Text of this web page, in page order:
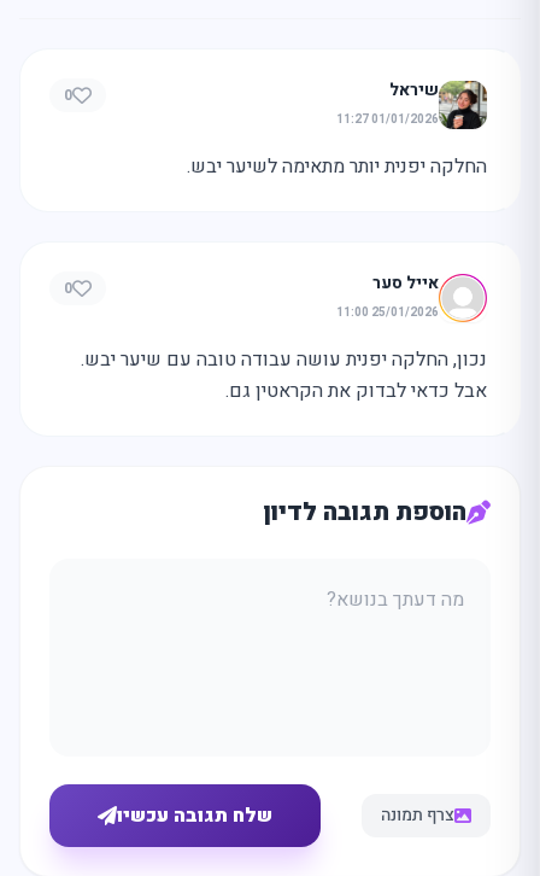
שיראל
01/01/2026 11:27
0
החלקה יפנית יותר מתאימה לשיער יבש.
אייל סער
25/01/2026 11:00
0
נכון, החלקה יפנית עושה עבודה טובה עם שיער יבש.
אבל כדאי לבדוק את הקראטין גם.
הוספת תגובה לדיון
צרף תמונה שלח תגובה עכשיו